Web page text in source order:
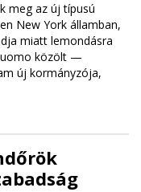
meg az új típusú
New York államban,
miatt lemondásra
közölt —
új kormányzója,